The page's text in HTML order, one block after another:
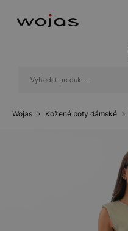
Wojas Kožené boty dámské